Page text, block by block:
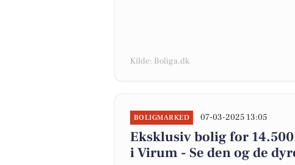
Kilde: Boliga.dk
BOLIGMARKED 07-03-2025 13:05
Eksklusiv bolig for
i Virum - Se den og de